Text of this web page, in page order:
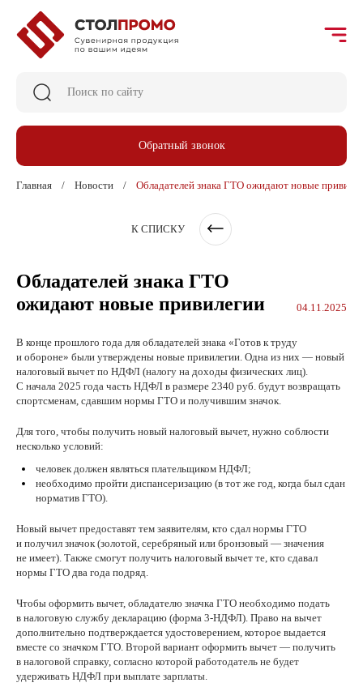
Обратный звонок
Главная Новости Обладателей знака ГТО ожидают новые
К СПИСКУ
Обладателей знака ГТО
ожидают новые привилегии
04.11.2025
В конце прошлого года для обладателей знака «Готов к труду
и обороне» были утверждены новые привилегии. Одна из них — новый
налоговый вычет по НДФЛ (налогу на доходы физических лиц).
С начала 2025 года часть НДФЛ в размере 2340 руб. будут возвращать
спортсменам, сдавшим нормы ГТО и получившим значок.
Для того, чтобы получить новый налоговый вычет, нужно соблюсти
несколько условий:
человек должен являться плательщиком НДФЛ;
необходимо пройти диспансеризацию (в тот же год, когда был сдан
норматив ГТО).
Новый вычет предоставят тем заявителям, кто сдал нормы ГТО
и получил значок (золотой, серебряный или бронзовый — значения
не имеет). Также смогут получить налоговый вычет те, кто сдавал
нормы ГТО два года подряд.
Чтобы оформить вычет, обладателю значка ГТО необходимо подать
в налоговую службу декларацию (форма 3-НДФЛ). Право на вычет
дополнительно подтверждается удостоверением, которое выдается
вместе со значком ГТО. Второй вариант оформить вычет — получить
в налоговой справку, согласно которой работодатель не будет
удерживать НДФЛ при выплате зарплаты.